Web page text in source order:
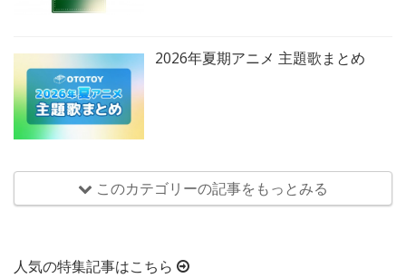
2026年夏期アニメ 主題歌まとめ
このカテゴリーの記事をもっとみる
人気の特集記事はこちら